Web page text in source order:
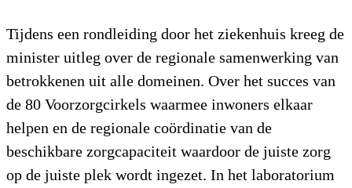
Tijdens een rondleiding door het ziekenhuis kreeg de
minister uitleg over de regionale samenwerking van
betrokkenen uit alle domeinen. Over het succes van
de 80 Voorzorgcirkels waarmee inwoners elkaar
helpen en de regionale coördinatie van de
beschikbare zorgcapaciteit waardoor de juiste zorg
op de juiste plek wordt ingezet. In het laboratorium